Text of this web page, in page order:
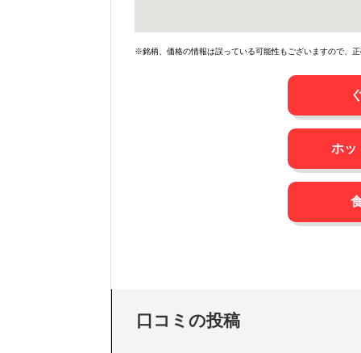
※銘柄、価格の情報は誤っている可能性もございますので、
ホッ
口コミの投稿